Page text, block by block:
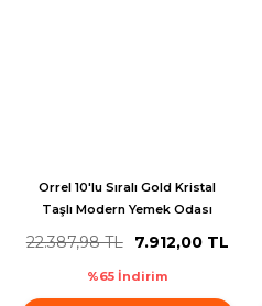
Orrel 10'lu Sıralı Gold Kristal
Taşlı Modern Yemek Odası
22.387,98 TL 7.912,00 TL
%65 İndirim